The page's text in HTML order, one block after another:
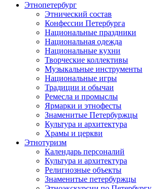
Этнопетербург
Этнический состав
Конфессии Петербурга
Национальные праздники
Национальная одежда
Национальные кухни
Творческие коллективы
Музыкальные инструменты
Национальные игры
Традиции и обычаи
Ремесла и промыслы
Ярмарки и этнофесты
Знаменитые Петербуржцы
Культура и архитектура
Храмы и церкви
Этнотуризм
Календарь персоналий
Культура и архитектура
Религиозные объекты
Знаменитые петербуржцы